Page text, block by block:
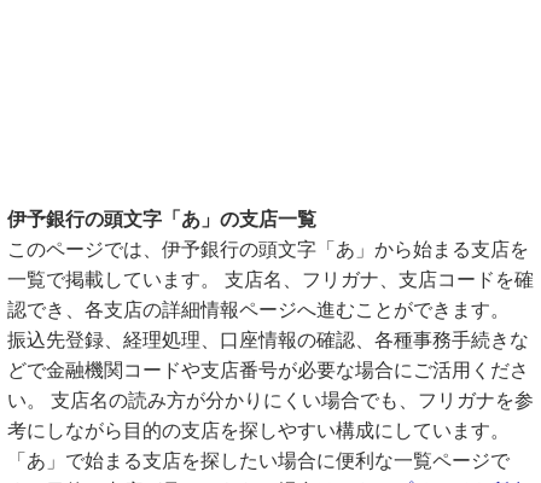
伊予銀行の頭文字「あ」の支店一覧
このページでは、伊予銀行の頭文字「あ」から始まる支店を
一覧で掲載しています。 支店名、フリガナ、支店コードを確
認でき、各支店の詳細情報ページへ進むことができます。
振込先登録、経理処理、口座情報の確認、各種事務手続きな
どで金融機関コードや支店番号が必要な場合にご活用くださ
い。 支店名の読み方が分かりにくい場合でも、フリガナを参
考にしながら目的の支店を探しやすい構成にしています。
「あ」で始まる支店を探したい場合に便利な一覧ページで